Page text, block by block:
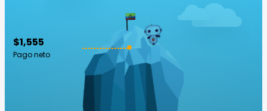
$1,555
Pago neto